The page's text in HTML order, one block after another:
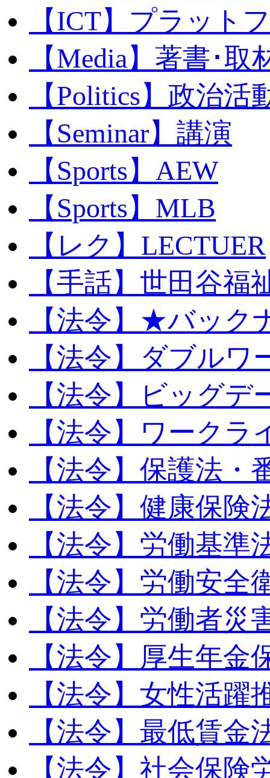
【ICT】プラット
【Media】著書･取
【Politics】政治活
【Seminar】講演
【Sports】AEW
【Sports】MLB
【レク】LECTUER
【手話】世田谷福
【法令】★バック
【法令】ダブルワ
【法令】ビッグデ
【法令】ワークラ
【法令】保護法・
【法令】健康保険
【法令】労働基準
【法令】労働安全
【法令】労働者災
【法令】厚生年金
【法令】女性活躍
【法令】最低賃金
【法令】社会保険